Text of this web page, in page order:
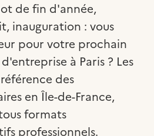
de fin d'année,
inauguration : vous
pour votre prochain
à Paris ? Les
des
en Île-de-France,
formats
professionnels.